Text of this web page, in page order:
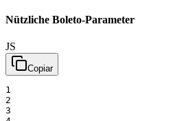
Nützliche Boleto-Parameter
JS
Copiar
1
2
3